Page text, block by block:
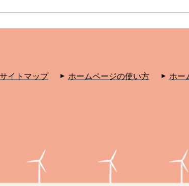
イトマップ ホームページの使い方 ホー